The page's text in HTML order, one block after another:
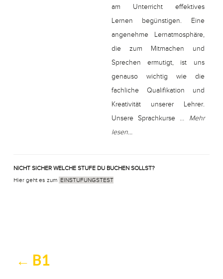
am Unterricht effektives
Lernen begünstigen. Eine
angenehme Lernatmosphäre,
die zum Mitmachen und
Sprechen ermutigt, ist uns
genauso wichtig wie die
fachliche Qualifikation und
Kreativität unserer Lehrer.
Unsere Sprachkurse …
Mehr
lesen…
NICHT SICHER WELCHE STUFE DU BUCHEN SOLLST?
Hier geht es zum EINSTUFUNGSTEST
← B1